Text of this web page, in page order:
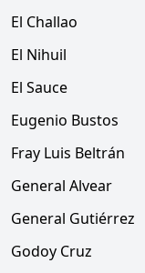
El Challao
El Nihuil
El Sauce
Eugenio Bustos
Fray Luis Beltrán
General Alvear
General Gutiérrez
Godoy Cruz